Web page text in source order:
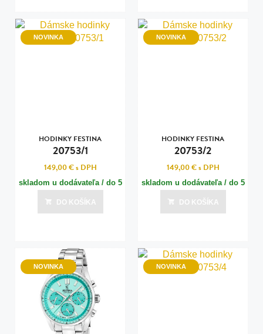
NOVINKA
HODINKY FESTINA
20753/1
149,00 €s DPH
skladom u dodávateľa / do 5
dní
Posledná aktualizácia dnes o 15:00
DO KOŠÍKA
NOVINKA
HODINKY FESTINA
20753/2
149,00 €s DPH
skladom u dodávateľa / do 5
dní
Posledná aktualizácia dnes o 15:00
DO KOŠÍKA
NOVINKA NOVINKA